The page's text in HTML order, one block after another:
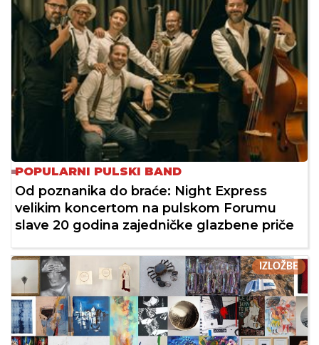
POPULARNI PULSKI BAND
Od poznanika do braće: Night Express
velikim koncertom na pulskom Forumu
slave 20 godina zajedničke glazbene priče
IZLOŽBE